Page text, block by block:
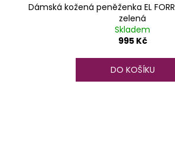
Dámská kožená peněženka EL
zelená
Skladem
995 Kč
DO KOŠÍKU